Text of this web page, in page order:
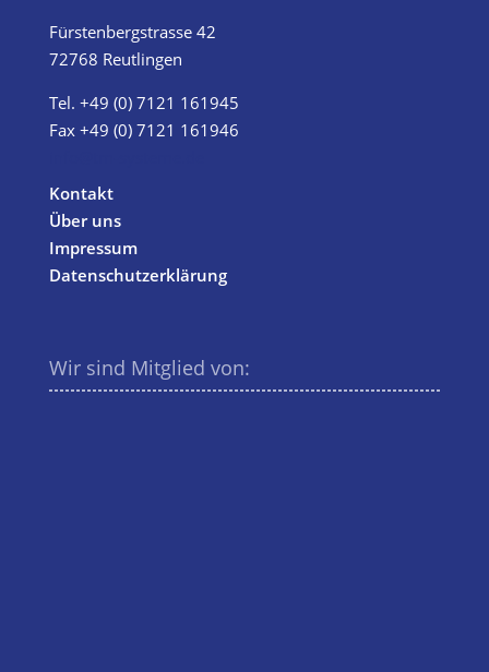
Fürstenbergstrasse 42
72768 Reutlingen
Tel. +49 (0) 7121 161945
Fax +49 (0) 7121 161946
Kontakt
Über uns
Impressum
Datenschutzerklärung
Wir sind Mitglied von: